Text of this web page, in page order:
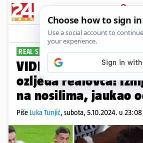
PRIJAVA
Sport
REAL SLAVIO, MODRIĆ BRILJIRAO
VIDEO Modrić
ozljeda realovca!
na nosilima, jaukao
Piše Luka Tunjić, subota, 5.10.2024. u 23:08